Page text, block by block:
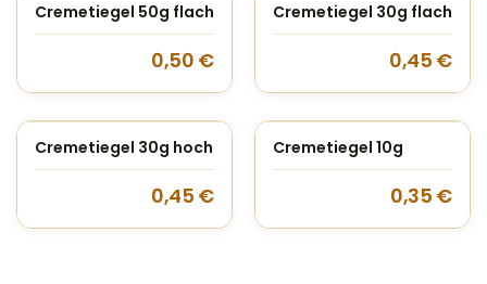
Cremetiegel 50g flach
0,50 €
Cremetiegel 30g flach
0,45 €
Cremetiegel 30g hoch
0,45 €
Cremetiegel 10g
0,35 €